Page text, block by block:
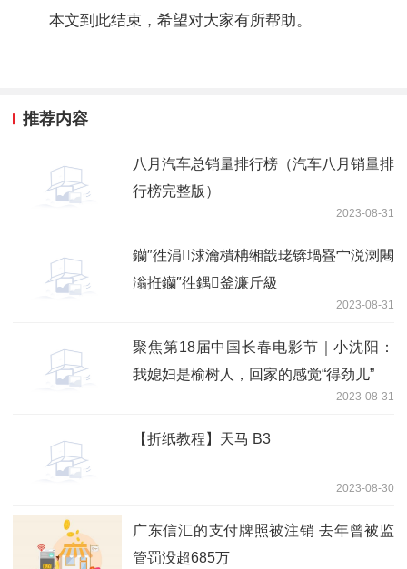
本文到此结束，希望对大家有所帮助。
推荐内容
八月汽车总销量排行榜（汽车八月销量排
行榜完整版）
2023-08-31
钄″徃涓浗瀹樻柟缃戠珯锛堝疂宀涚溂闀
滃拰钄″徃鍝釜濂斤級
2023-08-31
聚焦第18届中国长春电影节｜小沈阳：
我媳妇是榆树人，回家的感觉“得劲儿”
2023-08-31
【折纸教程】天马 B3
2023-08-30
广东信汇的支付牌照被注销 去年曾被监
管罚没超685万